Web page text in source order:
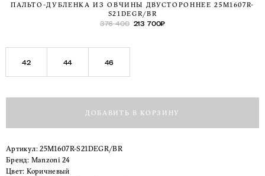
ПАЛЬТО-ДУБЛЕНКА ИЗ ОВЧИНЫ ДВУСТОРОННЕЕ 25M1607R-
S21DEGR/BR
376 400 213 700₽
42 44 46
ДОБАВИТЬ В КОРЗИНУ
Артикул:25M1607R-S21DEGR/BR
Бренд:
Manzoni 24
Цвет:
Коричневый